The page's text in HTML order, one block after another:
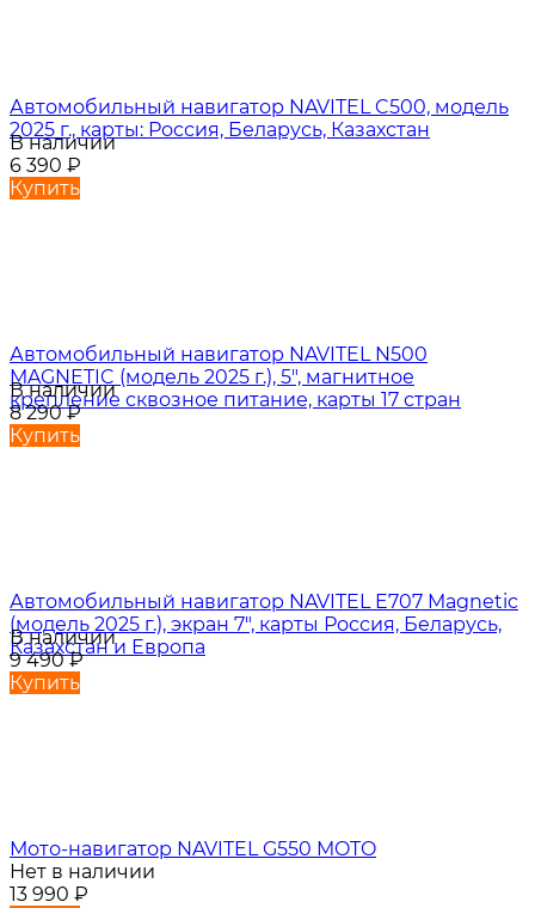
Автомобильный навигатор NAVITEL C500, модель
2025 г., карты: Россия, Беларусь, Казахстан
В наличии
6 390 ₽
Купить
Автомобильный навигатор NAVITEL N500
MAGNETIC (модель 2025 г.), 5", магнитное
крепление сквозное питание, карты 17 стран
В наличии
8 290₽
Купить
Автомобильный навигатор NAVITEL E707 Magnetic
(модель 2025 г.), экран 7", карты Россия, Беларусь,
Казахстан и Европа
В наличии
9 490₽
Купить
Мото-навигатор NAVITEL G550 MOTO
Нет в наличии
13 990 ₽